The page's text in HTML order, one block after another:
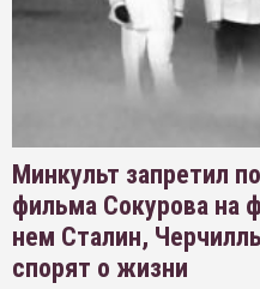
Минкульт запретил
фильма Сокурова на
нем Сталин,
спорят о жизни